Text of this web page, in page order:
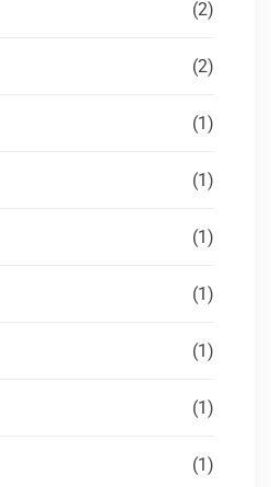
(2)
(2)
(1)
(1)
(1)
(1)
(1)
(1)
(1)